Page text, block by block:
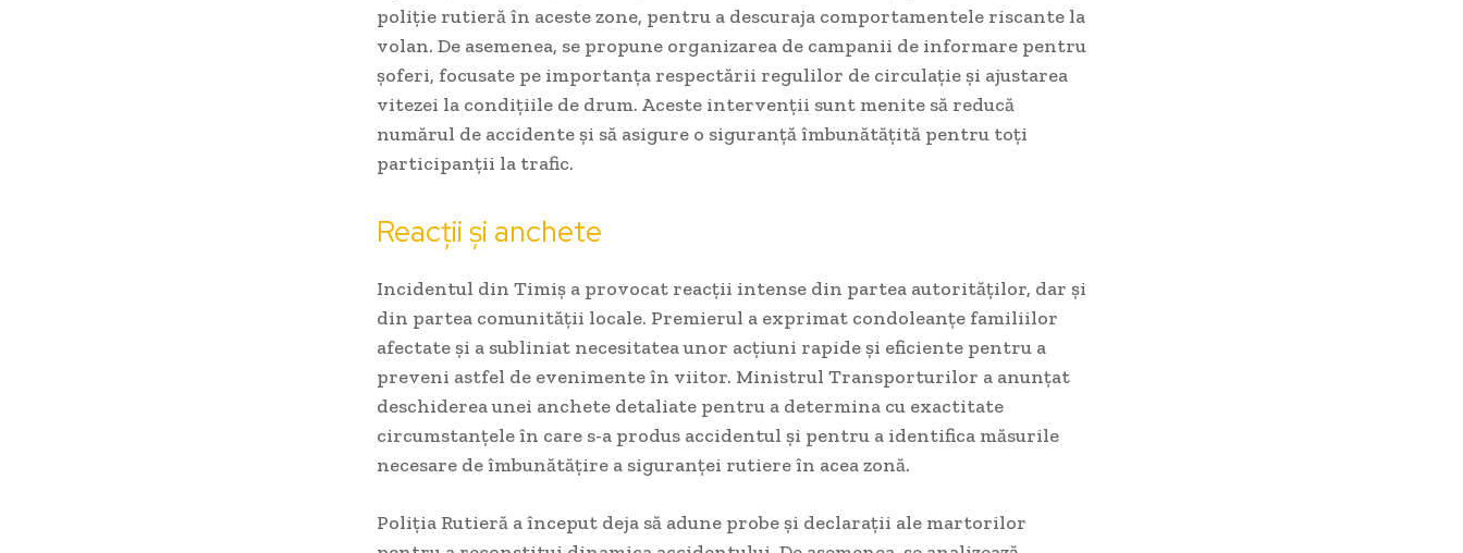
poliție rutieră în aceste zone, pentru a descuraja comportamentele riscante la
volan. De asemenea, se propune organizarea de campanii de informare pentru
șoferi, focusate pe importanța respectării regulilor de circulație și ajustarea
vitezei la condițiile de drum. Aceste intervenții sunt menite să reducă
numărul de accidente și să asigure o siguranță îmbunătățită pentru toți
participanții la trafic.
Reacții și anchete
Incidentul din Timiș a provocat reacții intense din partea autorităților, dar și
din partea comunității locale. Premierul a exprimat condoleanțe familiilor
afectate și a subliniat necesitatea unor acțiuni rapide și eficiente pentru a
preveni astfel de evenimente în viitor. Ministrul Transporturilor a anunțat
deschiderea unei anchete detaliate pentru a determina cu exactitate
circumstanțele în care s-a produs accidentul și pentru a identifica măsurile
necesare de îmbunătățire a siguranței rutiere în acea zonă.
Poliția Rutieră a început deja să adune probe și declarații ale martorilor